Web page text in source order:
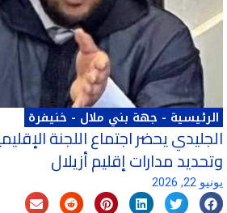
الرئيسية - جهة بني ملال - خنيفرة
الجليدي يحضر اجتماع اللجنة
وتحديد مدارات إقليم أزيلال
يونيو 22, 2026